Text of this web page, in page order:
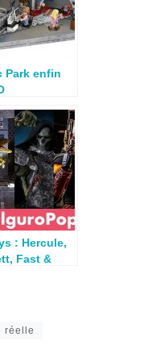
Park enfin
: Hercule,
Fast &
réelle